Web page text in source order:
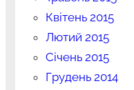
Квітень 2015
Лютий 2015
Січень 2015
Грудень 2014